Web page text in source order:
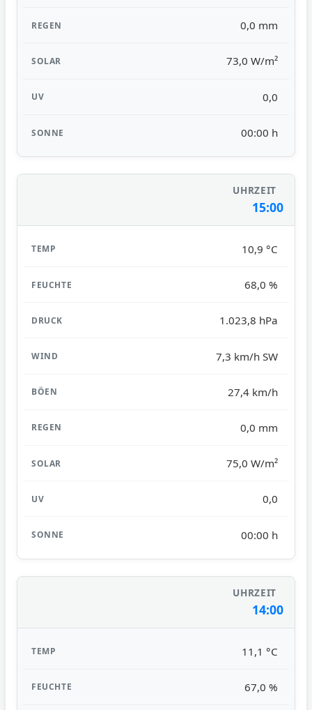
0,0 mm
73,0 W/m²
0,0
00:00 h
15:00
10,9 °C
68,0 %
1.023,8 hPa
7,3 km/h SW
27,4 km/h
0,0 mm
75,0 W/m²
0,0
00:00 h
14:00
11,1 °C
67,0 %